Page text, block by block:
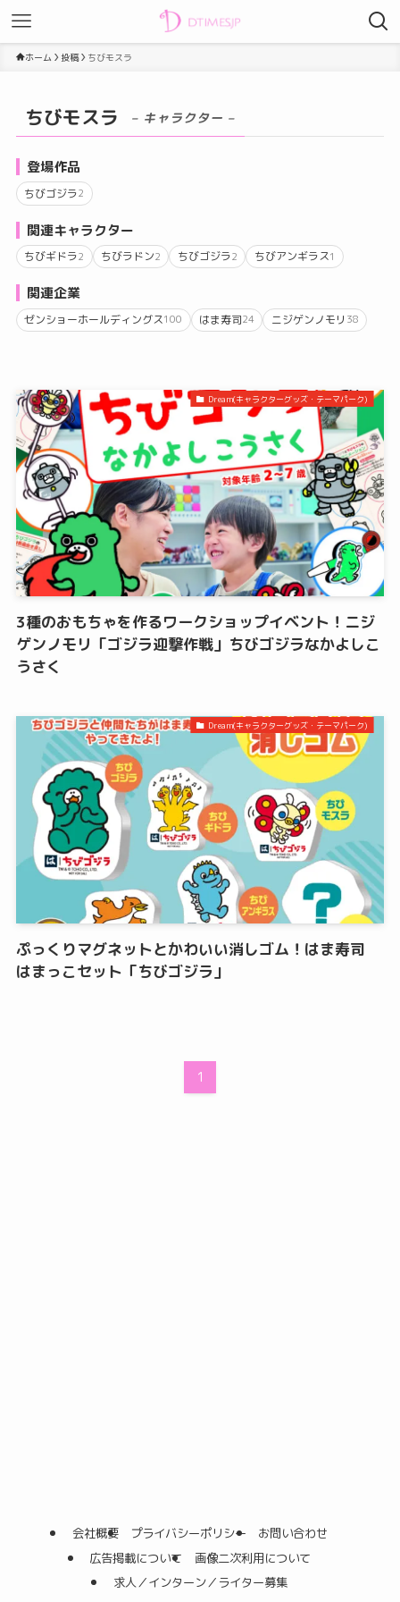
ホーム 投稿 ちびモスラ
ちびモスラ – キャラクター –
登場作品
ちびゴジラ2
関連キャラクター
ちびギドラ2 ちびラドン2 ちびゴジラ2 ちびアンギラス1
関連企業
ゼンショーホールディングス100 はま寿司24 ニジゲンノモリ 38
Dream(キャラクターグッズ・テーマパーク)
3種のおもちゃを作るワークショップイベント！ニジ
ゲンノモリ「ゴジラ迎撃作戦」ちびゴジラなかよしこ
うさく
Dream(キャラクターグッズ・テーマパーク)
ぷっくりマグネットとかわいい消しゴム！はま寿司
はまっこセット「ちびゴジラ」
1
会社概要 プライバシーポリシー
お問い合わせ
広告掲載について
画像二次利用について
求人／インターン／ライター募集